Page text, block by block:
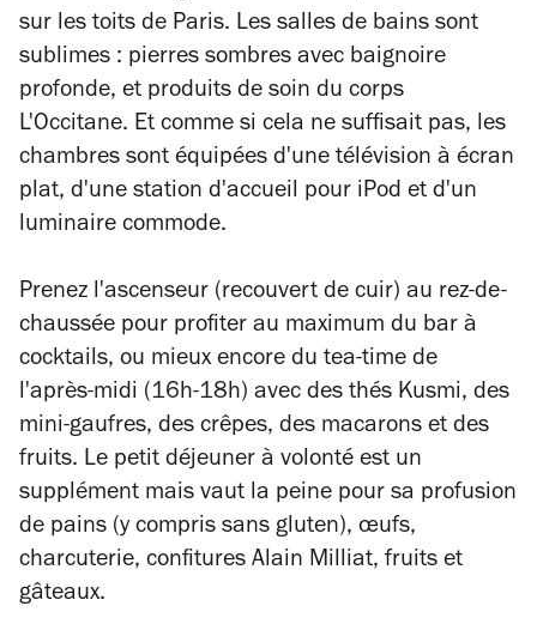
sur les toits de Paris. Les salles de bains sont
sublimes : pierres sombres avec baignoire
profonde, et produits de soin du corps
L'Occitane. Et comme si cela ne suffisait pas, les
chambres sont équipées d'une télévision à écran
plat, d'une station d'accueil pour iPod et d'un
luminaire commode.
Prenez l'ascenseur (recouvert de cuir) au rez-de-
chaussée pour profiter au maximum du bar à
cocktails, ou mieux encore du tea-time de
l'après-midi (16h-18h) avec des thés Kusmi, des
mini-gaufres, des crêpes, des macarons et des
fruits. Le petit déjeuner à volonté est un
supplément mais vaut la peine pour sa profusion
de pains (y compris sans gluten), œufs,
charcuterie, confitures Alain Milliat, fruits et
gâteaux.